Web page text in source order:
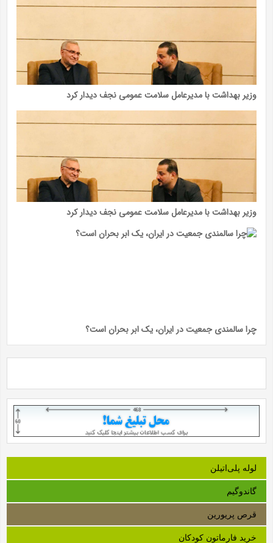
وزیر بهداشت با مدیرعامل سلامت عمومی نجف دیدار کرد
وزیر بهداشت با مدیرعامل سلامت عمومی نجف دیدار کرد
چرا سالمندی جمعیت در ایران، یک ابر بحران است؟
لوله‌ پلی‌اتیلن
گاندوگیم
قرص پریورین
خرید فارماتون کودکان